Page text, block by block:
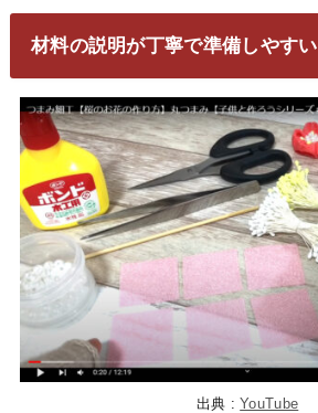
材料の説明が丁寧で準備しやすい
出典 :YouTube